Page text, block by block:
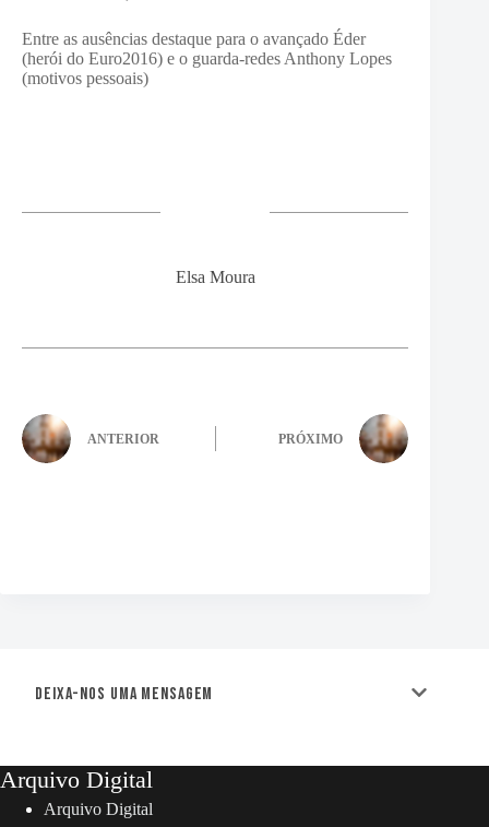
Entre as ausências destaque para o avançado Éder
(herói do Euro2016) e o guarda-redes Anthony Lopes
(motivos pessoais)
Elsa Moura
ANTERIOR PRÓXIMO
Deixa-nos uma mensagem
Arquivo Digital
Arquivo Digital